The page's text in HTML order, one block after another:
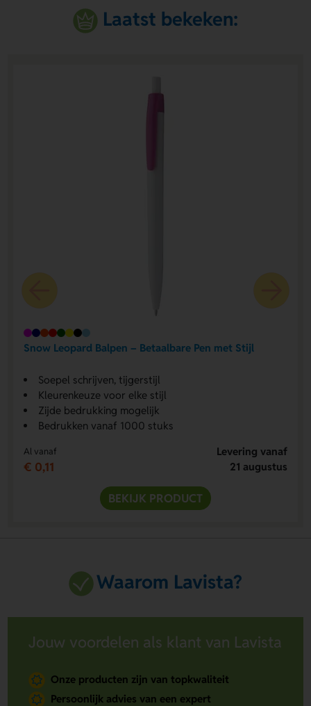
Laatst bekeken:
Snow Leopard Balpen – Betaalbare Pen met Stijl
Soepel schrijven, tijgerstijl
Kleurenkeuze voor elke stijl
Zijde bedrukking mogelijk
Bedrukken vanaf 1000 stuks
Al vanaf
€ 0,11
Levering vanaf
21 augustus
BEKIJK PRODUCT
Waarom Lavista?
Jouw voordelen als klant van Lavista
Onze producten zijn van topkwaliteit
Persoonlijk advies van een expert